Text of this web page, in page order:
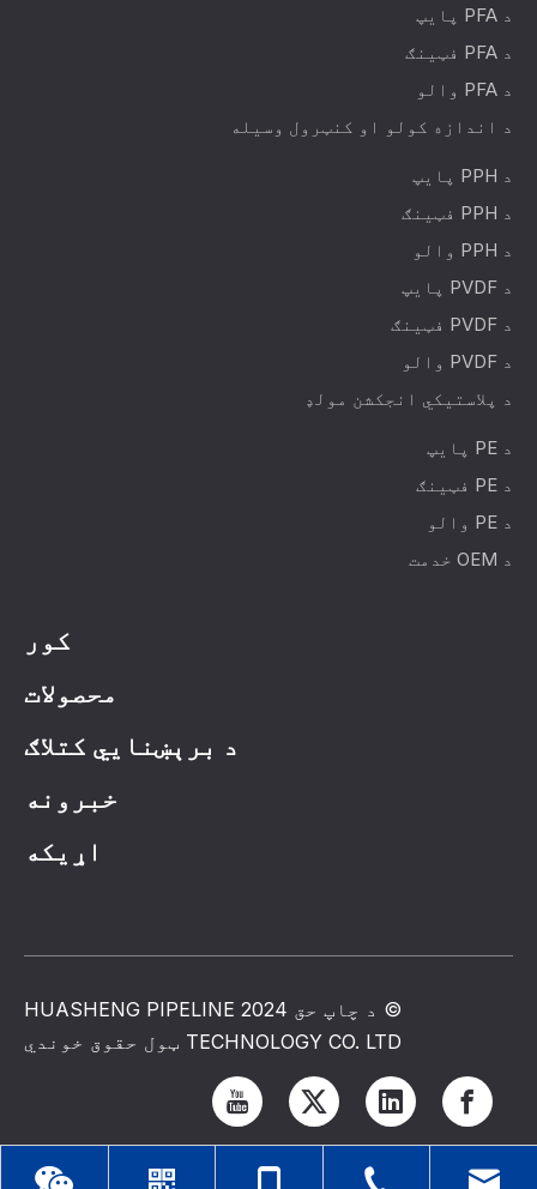
د PFA پایپ
د PFA فټینګ
د PFA والو
د اندازه کولو او کنټرول وسیله
د PPH پایپ
د PPH فټینګ
د PPH والو
د PVDF پایپ
د PVDF فټینګ
د PVDF والو
د پلاستيکي انجکشن مولډ
د PE پایپ
د PE فټینګ
د PE والو
د OEM خدمت
کور
محصولات
د برېښنايي کتلاګ
خبرونه
اړیکه
© د چاپ حق 2024 HUASHENG PIPELINE
TECHNOLOGY CO. LTD ټول حقوق خوندي